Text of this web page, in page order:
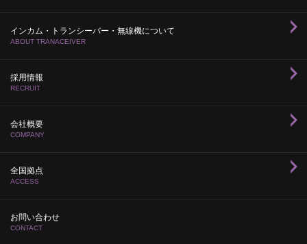
インカム・トランシーバー・無線機について
ABOUT TRANACEIVER
採用情報
RECRUIT
会社概要
COMPANY
全国拠点
ACCESS
お問い合わせ
CONTACT